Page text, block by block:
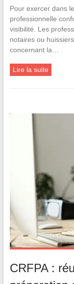
Pour exercer dans
professionnelle
visibilité. Les
notaires ou
concernant la…
Lire la suite
CRFPA :